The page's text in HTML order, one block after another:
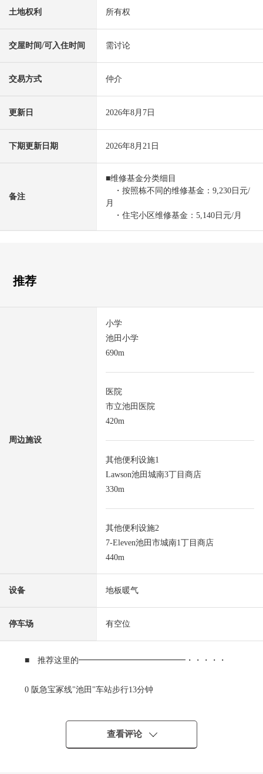
土地权利 所有权
交屋时间/可入住时间 需讨论
交易方式 仲介
更新日 2026年8月7日
下期更新日期 2026年8月21日
备注
■维修基金分类细目
・按照栋不同的维修基金：9,230日元/
月
・住宅小区维修基金：5,140日元/月
推荐
周边施设
小学
池田小学
690m
医院
市立池田医院
420m
其他便利设施1
Lawson池田城南3丁目商店
330m
其他便利设施2
7-Eleven池田市城南1丁目商店
440m
设备 地板暖气
停车场 有空位
■ 推荐这里的━━━━━━━━━━━━━・・・・・
0 阪急宝冢线"池田"车站步行13分钟
0 可饲养宠物(出自规章的限制有)
0 安全也在防盗门在的Mansion放心
查看评论